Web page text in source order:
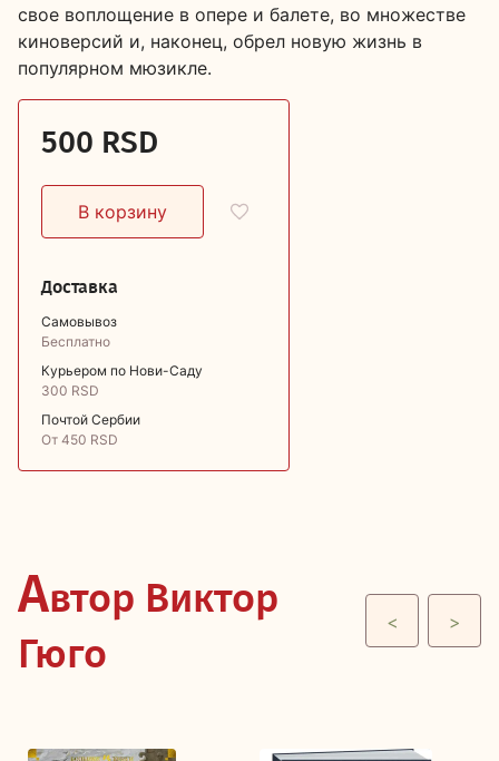
свое воплощение в опере и балете, во множестве
киноверсий и, наконец, обрел новую жизнь в
популярном мюзикле.
500 RSD
Доставка
Самовывоз
Бесплатно
Курьером по Нови-Саду
300 RSD
Почтой Сербии
От 450 RSD
Автор Виктор
Гюго
< >